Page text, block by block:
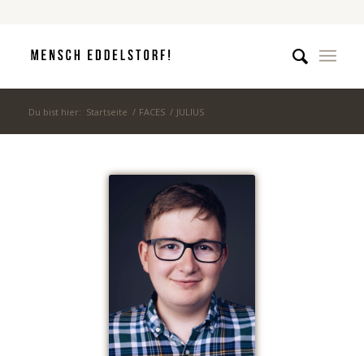
Du bist hier: Startseite / FACES / JULIUS